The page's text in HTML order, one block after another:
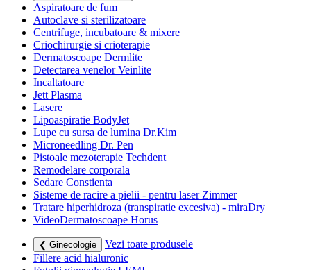
Aspiratoare de fum
Autoclave si sterilizatoare
Centrifuge, incubatoare & mixere
Criochirurgie si crioterapie
Dermatoscoape Dermlite
Detectarea venelor Veinlite
Incaltatoare
Jett Plasma
Lasere
Lipoaspiratie BodyJet
Lupe cu sursa de lumina Dr.Kim
Microneedling Dr. Pen
Pistoale mezoterapie Techdent
Remodelare corporala
Sedare Constienta
Sisteme de racire a pielii - pentru laser Zimmer
Tratare hiperhidroza (transpiratie excesiva) - miraDry
VideoDermatoscoape Horus
❮ Ginecologie
Vezi toate produsele
Fillere acid hialuronic